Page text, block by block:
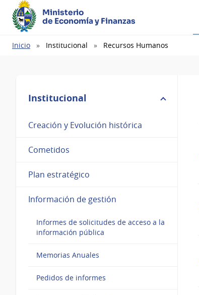
Ministerio
de Economía y Finanzas
Ruta
Inicio Institucional Recursos Humanos
Institucional
Creación y Evolución histórica
Cometidos
Plan estratégico
Información de gestión
Informes de solicitudes de acceso a la
información pública
Memorias Anuales
Pedidos de informes